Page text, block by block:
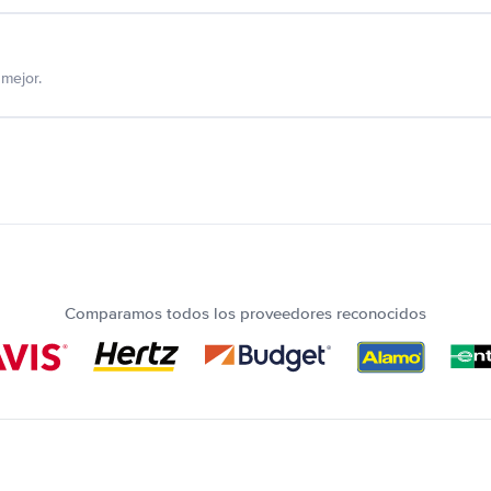
Comparamos todos los proveedores reconocidos